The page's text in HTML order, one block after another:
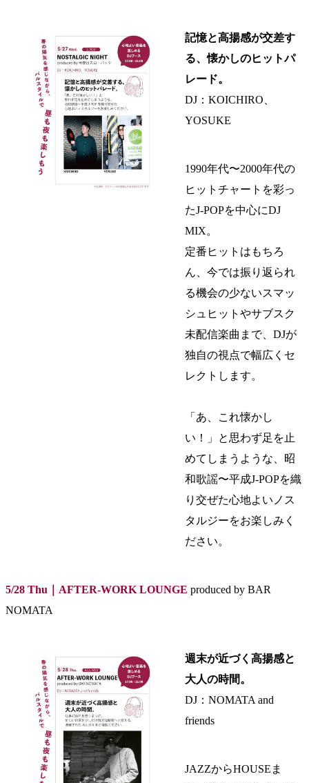
記憶と高揚感が交差す
る、懐かしのヒットパ
レード。
DJ：KOICHIRO、
YOSUKE
1990年代〜2000年代の
ヒットチャートを彩っ
たJ-POPを中心にDJ
MIX。
定番ヒットはもちろ
ん、今では振り返られ
る機会の少ないスマッ
シュヒットやサブスク
未配信楽曲まで、DJが
独自の視点で幅広くセ
レクトします。
「あ、これ懐かし
い！」と思わず足を止
めてしまうような、昭
和歌謡〜平成J-POPを織
り交ぜた心地よいノス
タルジーをお楽しみく
ださい。
5/28 Thu｜AFTER-WORK LOUNGE produced by BAR
NOMATA
週末が近づく高揚感と
大人の時間。
DJ：NOMATA and
friends
JAZZからHOUSEま